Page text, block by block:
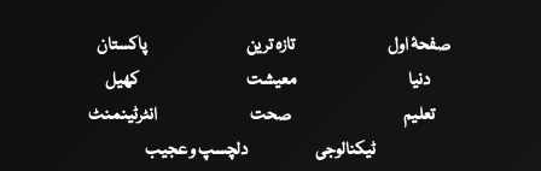
صفحۂ اول تازہ ترین
پاکستان
دنیا
معیشت
کھیل
تعلیم
صحت
انٹرٹینمنٹ
ٹیکنالوجی
دلچسپ و عجیب